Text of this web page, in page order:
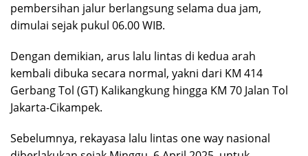
pembersihan jalur berlangsung selama dua jam,
dimulai sejak pukul 06.00 WIB.
Dengan demikian, arus lalu lintas di kedua arah
kembali dibuka secara normal, yakni dari KM 414
Gerbang Tol (GT) Kalikangkung hingga KM 70 Jalan Tol
Jakarta-Cikampek.
Sebelumnya, rekayasa lalu lintas one way nasional